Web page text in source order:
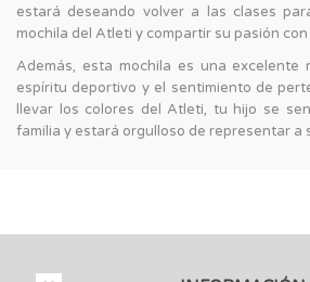
estará deseando volver a las clases
mochila del Atleti y compartir su pasión con
Además, esta mochila es una excelente
espíritu deportivo y el sentimiento de
llevar los colores del Atleti, tu hijo se
familia y estará orgulloso de representar a